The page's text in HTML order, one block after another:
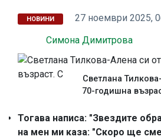
НОВИНИ
27 ноември 2025,
Симона Димитрова
Светлана
70-годишна
Тогава написа: "Звездите
на мен ми каза: "Скоро ще сме